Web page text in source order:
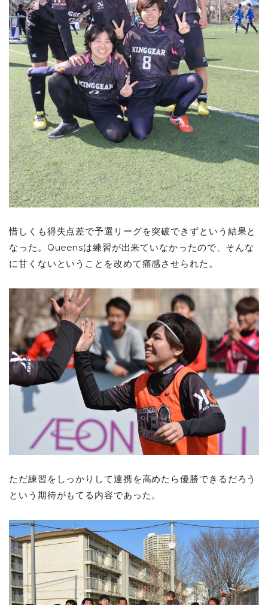
惜しくも得失点差で予選リーグを突破できずという結果と
なった。Queensは練習が出来ていなかったので、そんな
に甘くないということを改めて痛感させられた。
ただ練習をしっかりして連携を高めたら優勝できるだろう
という期待がもてる内容であった。